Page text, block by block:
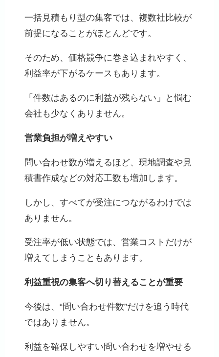
一括見積もり型の集客では、複数社比較が
前提になることがほとんどです。
そのため、価格競争に巻き込まれやすく、
利益率が下がるケースもあります。
「件数はあるのに利益が残らない」と悩む
会社も少なくありません。
営業負担が増えやすい
問い合わせ数が増えるほど、現地調査や見
積書作成などの対応工数も増加します。
しかし、すべてが受注につながるわけでは
ありません。
受注率が低い状態では、営業コストだけが
増えてしまうこともあります。
利益重視の集客へ切り替えることが重要
今後は、“問い合わせ件数”だけを追う時代
ではありません。
利益を確保しやすい問い合わせを増やせる